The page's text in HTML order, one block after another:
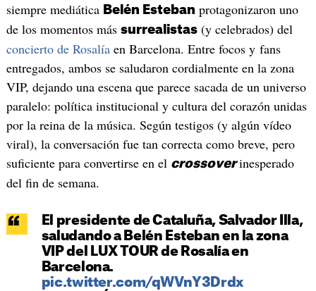
siempre mediática Belén Esteban protagonizaron uno
de los momentos más surrealistas(y celebrados) del
concierto de Rosalíaen Barcelona. Entre focos y fans
entregados, ambos se saludaron cordialmente en la zona
VIP, dejando una escena que parece sacada de un universo
paralelo: política institucional y cultura del corazón unidas
por la reina de la música. Según testigos (y algún vídeo
viral), la conversación fue tan correcta como breve, pero
suficiente para convertirse en el crossoverinesperado
del fin de semana.
El presidente de Cataluña, Salvador Illa,
saludando a Belén Esteban en la zona
VIP del LUX TOUR de Rosalía en
Barcelona.
pic.twitter.com/qWVnY3Drdx